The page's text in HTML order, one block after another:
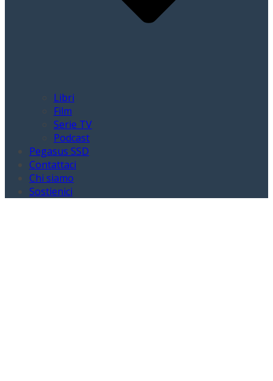
Libri
Film
Serie TV
Podcast
Pegasus SSD
Contattaci
Chi siamo
Sostienici